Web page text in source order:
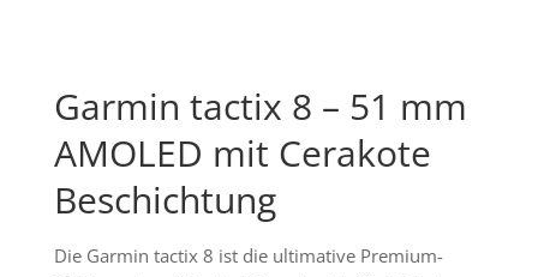
Garmin tactix 8 – 51 mm
AMOLED mit Cerakote
Beschichtung
Die Garmin tactix 8 ist die ultimative Premium-